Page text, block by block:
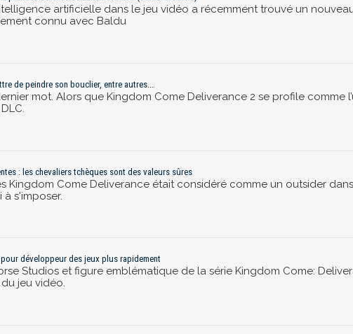
artificielle dans le jeu vidéo a récemment trouvé un
connu avec Baldu
de peindre son bouclier, entre autres...
mot. Alors que Kingdom Come Deliverance 2 se profile comme
: les chevaliers tchèques sont des valeurs sûres
Kingdom Come Deliverance était considéré comme un outsider
s'imposer.
pour développeur des jeux plus rapidement
Studios et figure emblématique de la série Kingdom Come:
jeu vidéo.